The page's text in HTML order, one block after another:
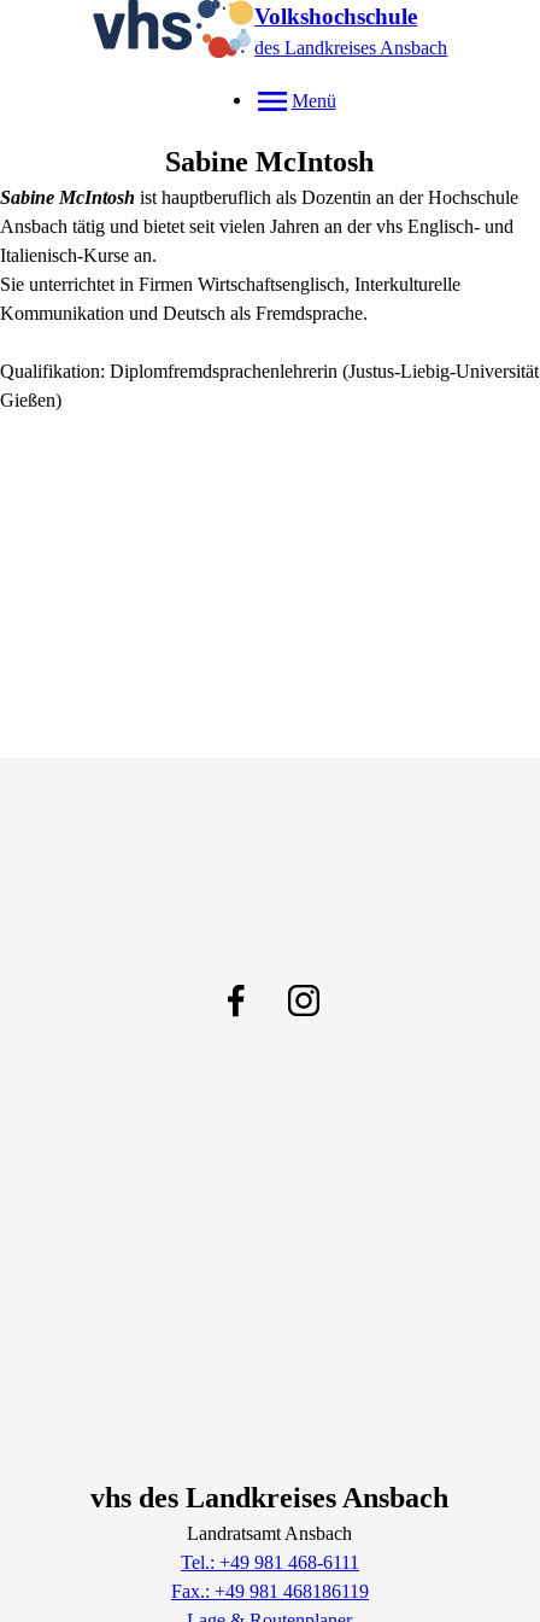
Volkshochschule
des Landkreises Ansbach
Menü
SabineMcIntosh
Sabine McIntosh ist hauptberuflich als Dozentin an der Hochschule
Ansbach tätig und bietet seit vielen Jahren an der vhs Englisch- und
Italienisch-Kurse an.
Sie unterrichtet in Firmen Wirtschaftsenglisch, Interkulturelle
Kommunikation und Deutsch als Fremdsprache.
Qualifikation: Diplomfremdsprachenlehrerin (Justus-Liebig-Universität
Gießen)
vhs des Landkreises Ansbach
Landratsamt Ansbach
Tel.: +49 981 468-6111
Fax.: +49 981 468186119